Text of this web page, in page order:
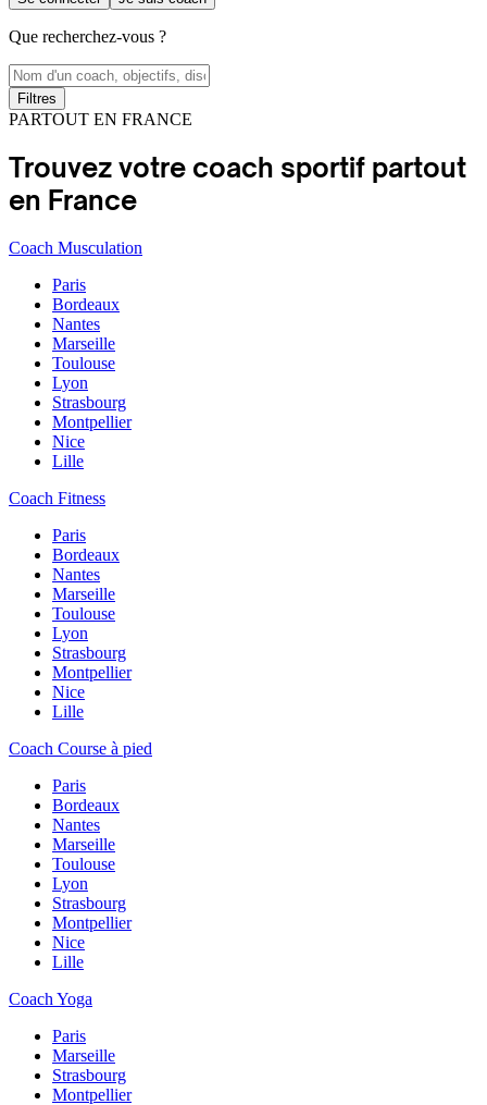
Que recherchez-vous ?
Filtres
PARTOUT EN FRANCE
Trouvez votre coach sportif partout
en France
Coach Musculation
Paris
Bordeaux
Nantes
Marseille
Toulouse
Lyon
Strasbourg
Montpellier
Nice
Lille
Coach Fitness
Paris
Bordeaux
Nantes
Marseille
Toulouse
Lyon
Strasbourg
Montpellier
Nice
Lille
Coach Course à pied
Paris
Bordeaux
Nantes
Marseille
Toulouse
Lyon
Strasbourg
Montpellier
Nice
Lille
Coach Yoga
Paris
Marseille
Strasbourg
Montpellier